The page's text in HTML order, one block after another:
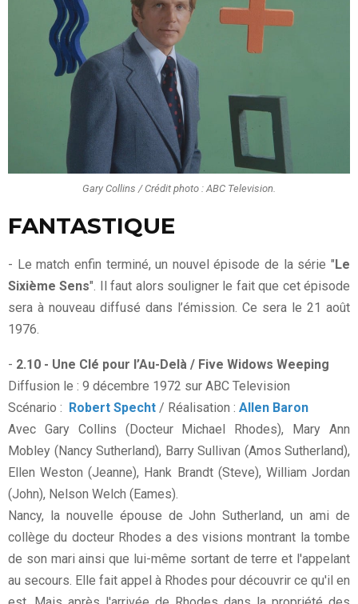
Gary Collins / Crédit photo : ABC Television.
FANTASTIQUE
- Le match enfin terminé, un nouvel épisode de la série " Le
Sixième Sens". Il faut alors souligner le fait que cet épisode
sera à nouveau diffusé dans l’émission. Ce sera le 21 août
1976.
- 2.10 - Une Clé pour l’Au-Delà / Five Widows Weeping
Diffusion le : 9 décembre 1972 sur ABC Television
Scénario :
Robert Specht / Réalisation : Allen Baron
Avec Gary Collins (Docteur Michael Rhodes), Mary Ann
Mobley (Nancy Sutherland), Barry Sullivan (Amos Sutherland),
Ellen Weston (Jeanne), Hank Brandt (Steve), William Jordan
(John), Nelson Welch (Eames).
Nancy, la nouvelle épouse de John Sutherland, un ami de
collège du docteur Rhodes a des visions montrant la tombe
de son mari ainsi que lui-même sortant de terre et l'appelant
au secours. Elle fait appel à Rhodes pour découvrir ce qu'il en